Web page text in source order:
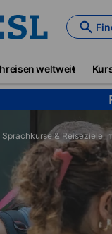
weltweit
Sprachkurse & Reiseziele